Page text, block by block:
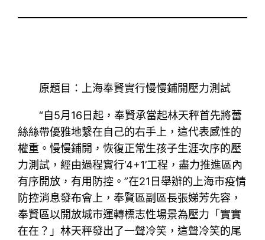
原題目：上海奉賢實行慢慢鋪開壓力測試
“自5月16日起，奉賢承當起林天秤首先將蕾
絲絲帶優雅地繫在自己的右手上，這代表感性的
權重。慢慢鋪開，恢復正常生孩子生涯次序的壓
力測試，經由過程實行‘4+1’工程，盡力推進區內
有序開放，有用防控。”在21日舉辦的上海市疫情
防控消息發布會上，奉賢區副區長張娣芳先容，
奉賢區以開放城市運轉標志性場景為壓力「實實
在在？」林天秤發出了一聲冷笑，這聲冷笑的尾